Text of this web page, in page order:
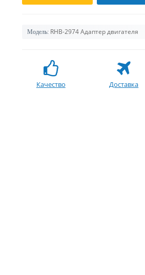
Модель: RHB-2974 Адаптер двигателя
Качество Доставка